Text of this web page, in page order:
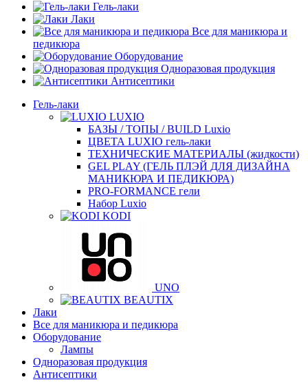
Гель-лаки
Лаки
Все для маникюра и
педикюра
Оборудование
Одноразовая продукция
Антисептики
Гель-лаки
LUXIO
БАЗЫ / ТОПЫ / BUILD Luxio
ЦВЕТА LUXIO гель-лаки
ТЕХНИЧЕСКИЕ МАТЕРИАЛЫ (жидкости)
GEL PLAY (ГЕЛЬ ПЛЭЙ ДЛЯ ДИЗАЙНА
МАНИКЮРА И ПЕДИКЮРА)
PRO-FORMANCE гели
Набор Luxio
KODI
UNO
BEAUTIX
Лаки
Все для маникюра и педикюра
Оборудование
Лампы
Одноразовая продукция
Антисептики